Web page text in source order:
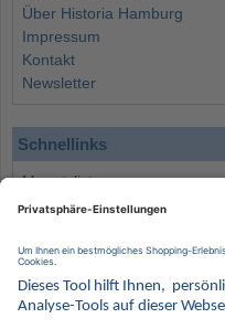
Über Historia Hamburg
Impressum
Kontakt
Newsletter
Schnellinks
Monatsliste
Angebote
Wissenswertes
Kontakt